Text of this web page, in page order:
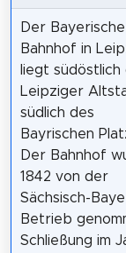
Der Bayerische
Bahnhof in
liegt südöstlich
Leipziger
südlich des
Bayrischen
Der Bahnhof
1842 von der
Sächsisch-
Betrieb
Schließung im